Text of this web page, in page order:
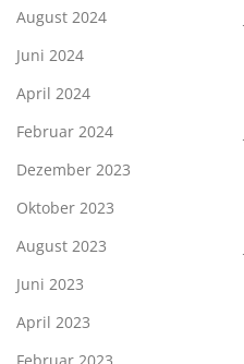
August 2024
Juni 2024
April 2024
Februar 2024
Dezember 2023
Oktober 2023
August 2023
Juni 2023
April 2023